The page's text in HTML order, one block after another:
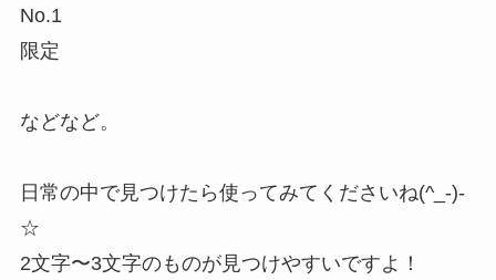
No.1
限定
などなど。
日常の中で見つけたら使ってみてくださいね(^_-)-
☆
2文字〜3文字のものが見つけやすいですよ！